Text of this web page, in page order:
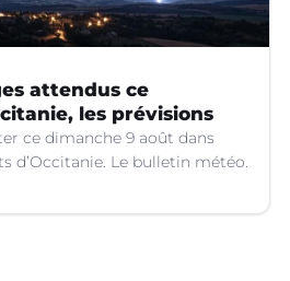
attendus ce
les prévisions
ce dimanche 9 août dans
d’Occitanie. Le bulletin météo.